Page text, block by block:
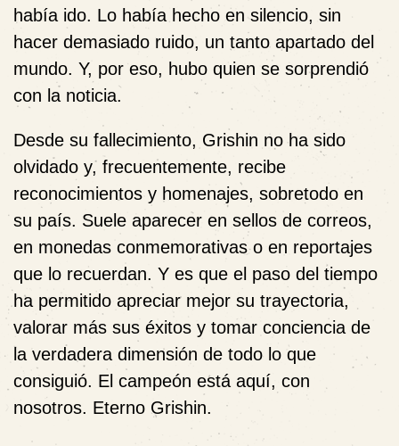
había ido. Lo había hecho en silencio, sin
hacer demasiado ruido, un tanto apartado del
mundo. Y, por eso, hubo quien se sorprendió
con la noticia.
Desde su fallecimiento, Grishin no ha sido
olvidado y, frecuentemente, recibe
reconocimientos y homenajes, sobretodo en
su país. Suele aparecer en sellos de correos,
en monedas conmemorativas o en reportajes
que lo recuerdan. Y es que el paso del tiempo
ha permitido apreciar mejor su trayectoria,
valorar más sus éxitos y tomar conciencia de
la verdadera dimensión de todo lo que
consiguió. El campeón está aquí, con
nosotros. Eterno Grishin.